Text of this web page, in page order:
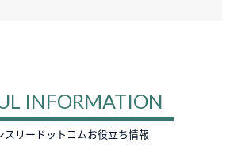
INFORMATION
スリードットコムお役立ち情報